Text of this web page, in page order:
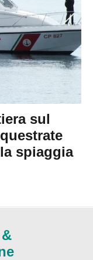
sul
spiaggia